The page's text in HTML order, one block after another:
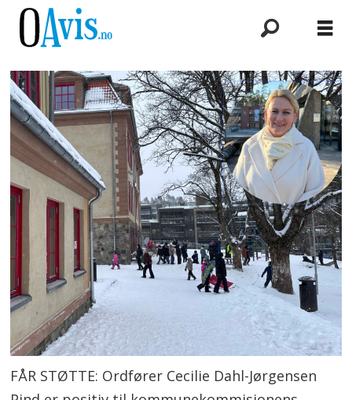
FÅR STØTTE: Ordfører Cecilie Dahl-Jørgensen